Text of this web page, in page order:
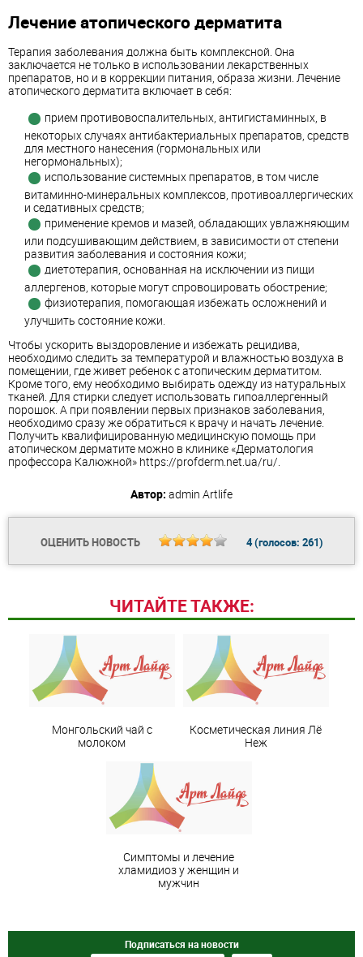
Лечение атопического дерматита
Терапия заболевания должна быть комплексной. Она
заключается не только в использовании лекарственных
препаратов, но и в коррекции питания, образа жизни. Лечение
атопического дерматита включает в себя:
прием противовоспалительных, антигистаминных, в
некоторых случаях антибактериальных препаратов, средств
для местного нанесения (гормональных или
негормональных);
использование системных препаратов, в том числе
витаминно-минеральных комплексов, противоаллергических
и седативных средств;
применение кремов и мазей, обладающих увлажняющим
или подсушивающим действием, в зависимости от степени
развития заболевания и состояния кожи;
диетотерапия, основанная на исключении из пищи
аллергенов, которые могут спровоцировать обострение;
физиотерапия, помогающая избежать осложнений и
улучшить состояние кожи.
Чтобы ускорить выздоровление и избежать рецидива,
необходимо следить за температурой и влажностью воздуха в
помещении, где живет ребенок с атопическим дерматитом.
Кроме того, ему необходимо выбирать одежду из натуральных
тканей. Для стирки следует использовать гипоаллергенный
порошок. А при появлении первых признаков заболевания,
необходимо сразу же обратиться к врачу и начать лечение.
Получить квалифицированную медицинскую помощь при
атопическом дерматите можно в клинике «Дерматология
профессора Калюжной» https://profderm.net.ua/ru/.
Автор: admin Artlife
ОЦЕНИТЬ НОВОСТЬ 4(голосов: 261)
ЧИТАЙТЕ ТАКЖЕ:
Монгольский чай с
молоком
Косметическая линия Лё
Неж
Симптомы и лечение
хламидиоз у женщин и
мужчин
Подписаться на новости